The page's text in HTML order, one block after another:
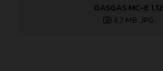
GASGAS MC-E 1.12
4,7 MB .JPG